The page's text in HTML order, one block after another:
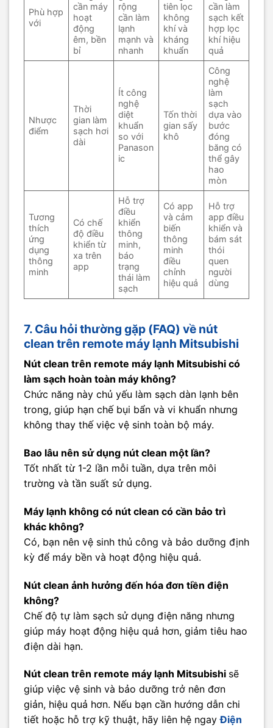
Phù hợp
với
cần máy
hoạt
động
êm, bền
bỉ
rộng
cần làm
lạnh
mạnh và
nhanh
tiên lọc
không
khí và
kháng
khuẩn
cần làm
sạch kết
hợp lọc
khí hiệu
quả
Nhược
điểm
Thời
gian làm
sạch hơi
dài
Ít công
nghệ
diệt
khuẩn
so với
Panason
ic
Tốn thời
gian sấy
khô
Công
nghệ
làm
sạch
dựa vào
bước
đóng
băng có
thể gây
hao
mòn
Tương
thích
ứng
dụng
thông
minh
Có chế
độ điều
khiển từ
xa trên
app
Hỗ trợ
điều
khiển
thông
minh,
báo
trạng
thái làm
sạch
Có app
và cảm
biến
thông
minh
điều
chỉnh
hiệu quả
Hỗ trợ
app điều
khiển và
bám sát
thói
quen
người
dùng
7. Câu hỏi thường gặp (FAQ) về nút
clean trên remote máy lạnh Mitsubishi
Nút clean trên remote máy lạnh Mitsubishi có
làm sạch hoàn toàn máy không?
Chức năng này chủ yếu làm sạch dàn lạnh bên
trong, giúp hạn chế bụi bẩn và vi khuẩn nhưng
không thay thế việc vệ sinh toàn bộ máy.
Bao lâu nên sử dụng nút clean một lần?
Tốt nhất từ 1-2 lần mỗi tuần, dựa trên môi
trường và tần suất sử dụng.
Máy lạnh không có nút clean có cần bảo trì
khác không?
Có, bạn nên vệ sinh thủ công và bảo dưỡng định
kỳ để máy bền và hoạt động hiệu quả.
Nút clean ảnh hưởng đến hóa đơn tiền điện
không?
Chế độ tự làm sạch sử dụng điện năng nhưng
giúp máy hoạt động hiệu quả hơn, giảm tiêu hao
điện dài hạn.
Nút clean trên remote máy lạnh Mitsubishi sẽ
giúp việc vệ sinh và bảo dưỡng trở nên đơn
giản, hiệu quả hơn. Nếu bạn cần hướng dẫn chi
tiết hoặc hỗ trợ kỹ thuật, hãy liên hệ ngayĐiện